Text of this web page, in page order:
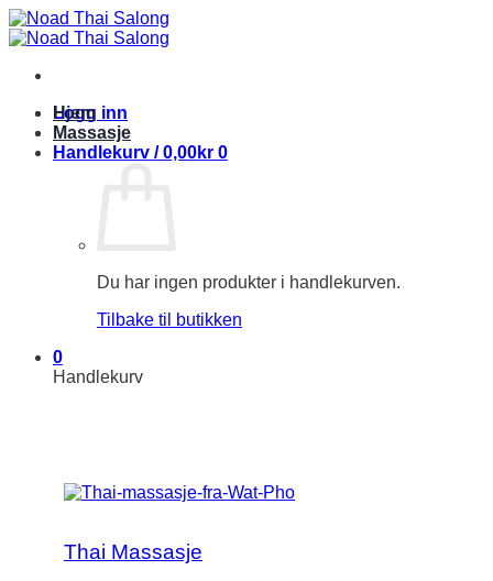
Skip
to
Logg inn
Handlekurv /0,00kr 0
Du har ingen produkter i handlekurven.
Tilbake til butikken
0
Handlekurv
Hjem
Massasje
Thai Massasje